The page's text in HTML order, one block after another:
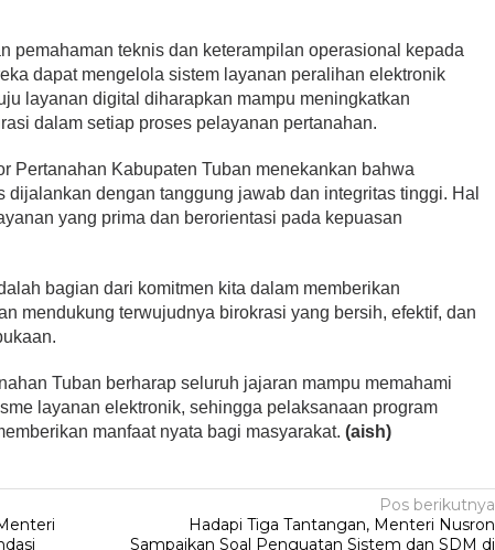
pemahaman teknis dan keterampilan operasional kepada
dapat mengelola sistem layanan peralihan elektronik
layanan digital diharapkan mampu meningkatkan
dalam setiap proses pelayanan pertanahan.
Pertanahan Kabupaten Tuban menekankan bahwa
dengan tanggung jawab dan integritas tinggi. Hal
yang prima dan berorientasi pada kepuasan
bagian dari komitmen kita dalam memberikan
mendukung terwujudnya birokrasi yang bersih, efektif, dan
Tuban berharap seluruh jajaran mampu memahami
layanan elektronik, sehingga pelaksanaan program
manfaat nyata bagi masyarakat.(aish)
Pos berikutnya
Hadapi Tiga Tantangan, Menteri Nusron
Sampaikan Soal Penguatan Sistem dan SDM di